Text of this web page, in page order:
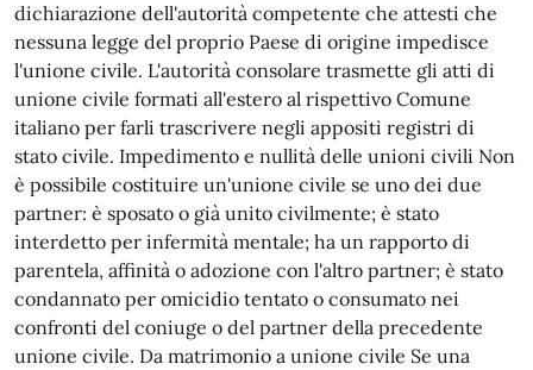
dichiarazione dell'autorità competente che attesti che
nessuna legge del proprio Paese di origine impedisce
l'unione civile. L'autorità consolare trasmette gli atti di
unione civile formati all'estero al rispettivo Comune
italiano per farli trascrivere negli appositi registri di
stato civile. Impedimento e nullità delle unioni civili Non
è possibile costituire un'unione civile se uno dei due
partner: è sposato o già unito civilmente; è stato
interdetto per infermità mentale; ha un rapporto di
parentela, affinità o adozione con l'altro partner; è stato
condannato per omicidio tentato o consumato nei
confronti del coniuge o del partner della precedente
unione civile. Da matrimonio a unione civile Se una